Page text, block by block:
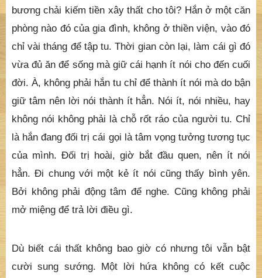
bương chải kiếm tiền xây thất cho tôi? Hắn ở một căn
phòng nào đó của gia đình, không ở thiền viện, vào đó
chỉ vài tháng để tập tu. Thời gian còn lại, làm cái gì đó
vừa đủ ăn để sống mà giữ cái hạnh ít nói cho đến cuối
đời. À, không phải hắn tu chỉ để thành ít nói mà do bận
giữ tâm nên lời nói thành ít hẳn. Nói ít, nói nhiều, hay
không nói không phải là chỗ rốt ráo của người tu. Chỉ
là hắn đang đối trị cái gọi là tâm vọng tưởng tương tục
của mình. Đối trị hoài, giờ bắt đầu quen, nên ít nói
hẳn. Đi chung với một kẻ ít nói cũng thấy bình yên.
Bởi không phải động tâm để nghe. Cũng không phải
mở miệng để trả lời điều gì.
Dù biết cái thất không bao giờ có nhưng tôi vẫn bật
cười sung sướng. Một lời hứa không có kết cuộc